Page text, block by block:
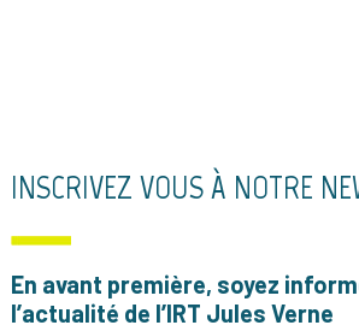
INSCRIVEZ VOUS À NOTRE
En avant première, soyez
l’actualité de l’IRT Jules Verne